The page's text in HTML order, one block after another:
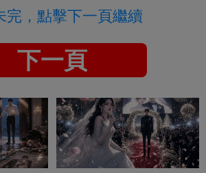
完，點擊下一頁繼續
下一頁